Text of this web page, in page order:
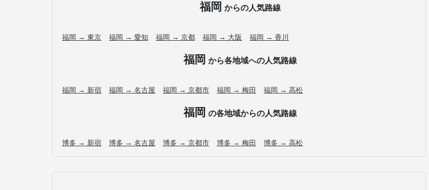
福岡 からの人気路線
福岡 → 東京 福岡 → 愛知 福岡 → 京都 福岡 → 大阪 福岡 → 香川
福岡 から各地域への人気路線
福岡 → 新宿 福岡 → 名古屋 福岡 → 京都市 福岡 → 梅田 福岡 → 高松
福岡 の各地域からの人気路線
博多 → 新宿 博多 → 名古屋 博多 → 京都市 博多 → 梅田 博多 → 高松